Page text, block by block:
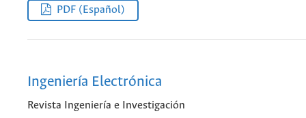
PDF (Español)
Ingeniería Electrónica
Revista Ingeniería e Investigación